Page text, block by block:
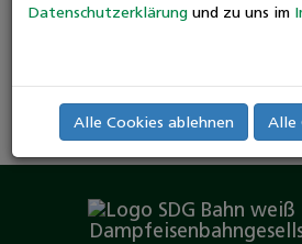
Datenschutzerklärung und zu uns im
Alle Cookies ablehnen Alle